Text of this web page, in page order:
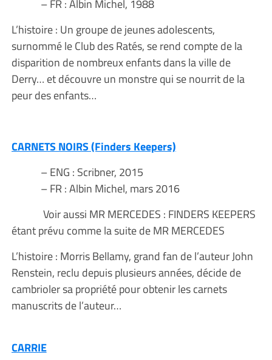
– FR : Albin Michel, 1988
L’histoire : Un groupe de jeunes adolescents,
surnommé le Club des Ratés, se rend compte de la
disparition de nombreux enfants dans la ville de
Derry… et découvre un monstre qui se nourrit de la
peur des enfants…
CARNETS NOIRS (Finders Keepers)
– ENG : Scribner, 2015
– FR : Albin Michel, mars 2016
Voir aussi MR MERCEDES : FINDERS KEEPERS
étant prévu comme la suite de MR MERCEDES
L’histoire : Morris Bellamy, grand fan de l’auteur John
Renstein, reclu depuis plusieurs années, décide de
cambrioler sa propriété pour obtenir les carnets
manuscrits de l’auteur…
CARRIE